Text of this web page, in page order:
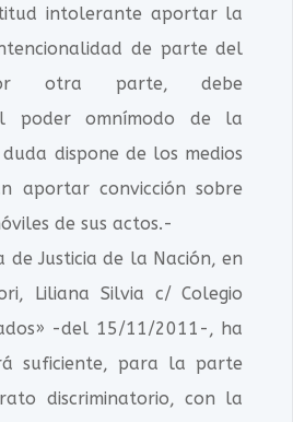
intolerante aportar la
de parte del
otra parte, debe
poder omnímodo de la
dispone de los medios
aportar convicción sobre
de sus actos.-
de Justicia de la Nación, en
Liliana Silvia c/ Colegio
-del 15/11/2011-, ha
suficiente, para la parte
discriminatorio, con la